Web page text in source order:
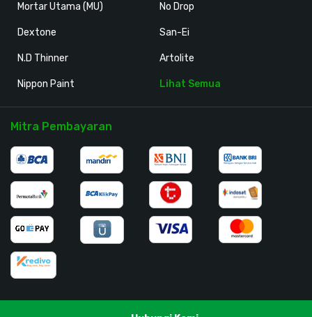
Mortar Utama (MU)
Dextone
N.D Thinner
Nippon Paint
No Drop
San-Ei
Artolite
Lihat Semua
Mitra Pembayaran